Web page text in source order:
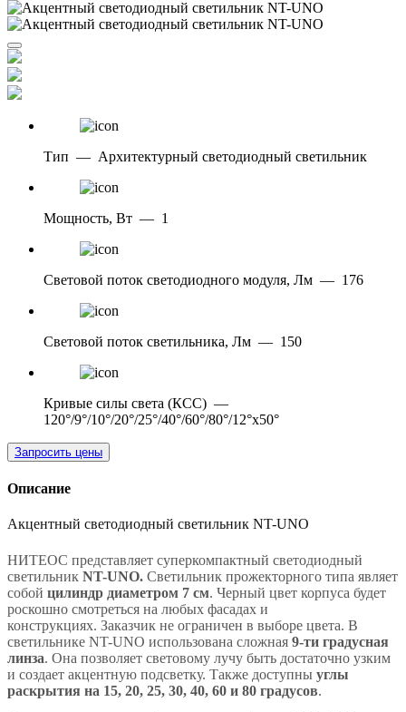
Тип — Архитектурный светодиодный светильник
Мощность, Вт — 1
Световой поток светодиодного модуля, Лм — 176
Световой поток светильника, Лм — 150
Кривые силы света (КСС) —
120°/9°/10°/20°/25°/40°/60°/80°/12°х50°
Запросить цены
Описание
Акцентный светодиодный светильник NT-UNO
НИТЕОС представляет суперкомпактный светодиодный
светильник NT-UNO. Светильник прожекторного типа являет
собой цилиндр диаметром 7 см. Черный цвет корпуса будет
роскошно смотреться на любых фасадах и
конструкциях. Заказчик не ограничен в выборе цвета. В
светильнике NT-UNO использована сложная 9-ти градусная
линза. Она позволяет световому лучу быть достаточно узким
и создает акцентную подсветку. Также доступны углы
раскрытия на 15, 20, 25, 30, 40, 60 и 80 градусов.